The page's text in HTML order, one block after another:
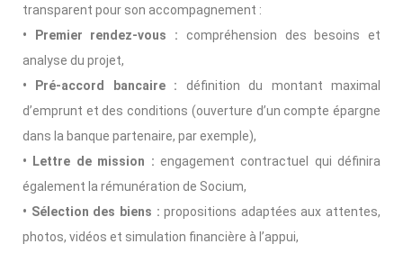
transparent pour son accompagnement :
• Premier rendez-vous : compréhension des besoins et
analyse du projet,
• Pré-accord bancaire : définition du montant maximal
d’emprunt et des conditions (ouverture d’un compte épargne
dans la banque partenaire, par exemple),
• Lettre de mission : engagement contractuel qui définira
également la rémunération de Socium,
• Sélection des biens : propositions adaptées aux attentes,
photos, vidéos et simulation financière à l’appui,